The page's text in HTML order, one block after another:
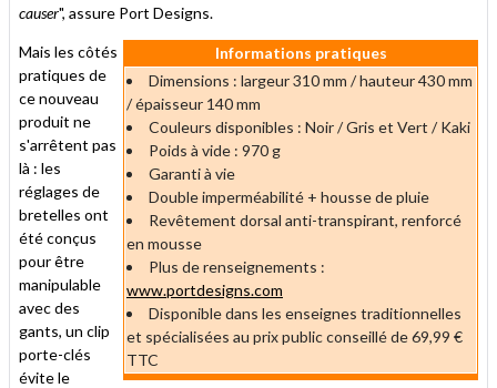
causer", assure Port Designs.
Informations pratiques
Dimensions : largeur 310 mm / hauteur 430 mm
/ épaisseur 140 mm
Couleurs disponibles : Noir / Gris et Vert / Kaki
Poids à vide : 970 g
Garanti à vie
Double imperméabilité + housse de pluie
Revêtement dorsal anti-transpirant, renforcé
en mousse
Plus de renseignements :
www.portdesigns.com
Disponible dans les enseignes traditionnelles
et spécialisées au prix public conseillé de 69,99 €
TTC
Mais les côtés
pratiques de
ce nouveau
produit ne
s'arrêtent pas
là : les
réglages de
bretelles ont
été conçus
pour être
manipulable
avec des
gants, un clip
porte-clés
évite le